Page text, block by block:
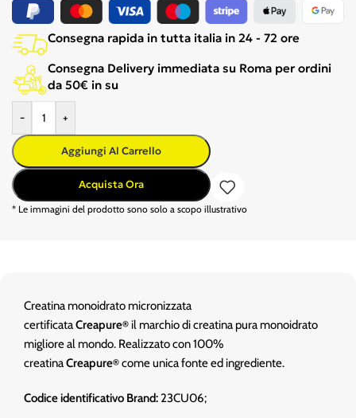
Consegna rapida in tutta italia in 24 - 72 ore
Consegna Delivery immediata su Roma per ordini
da 50€ in su
- +
Aggiungi Al Carrello
Acquista Ora
* Le immagini del prodotto sono solo a scopo illustrativo
Creatina monoidrato micronizzata
certificataCreapure® il marchio di creatina pura monoidrato
migliore al mondo. Realizzato con 100%
creatinaCreapure® come unica fonte ed ingrediente.
Codice identificativo Brand: 23CU06;